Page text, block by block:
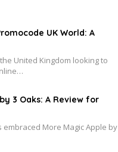
UK World: A
United Kingdom looking to
3 Oaks: A Review for
More Magic Apple by